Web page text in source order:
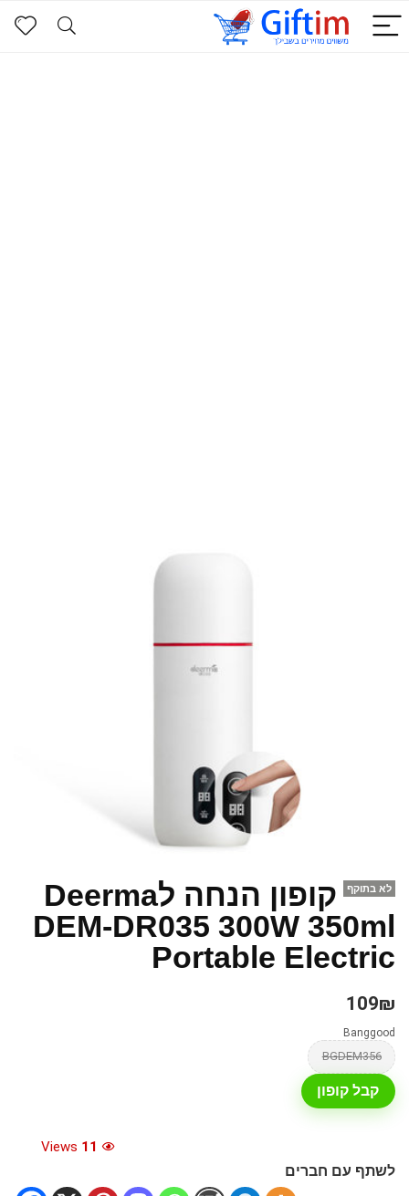
לא בתוקף
קופון הנחה לDeerma
DEM-DR035 300W 350ml
Portable Electric
109₪
Banggood
BGDEM356
קבל קופון
11
לשתף עם חברים